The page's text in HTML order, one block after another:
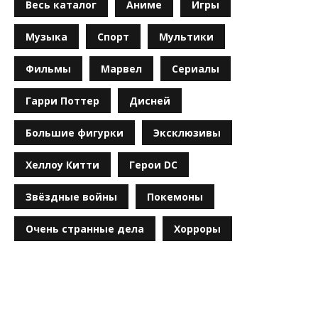
Весь каталог Аниме Игры
Музыка Спорт Мультики
Фильмы Марвел Сериалы
Гарри Поттер Дисней
Большие фигурки Эксклюзивы
Хеллоу Китти Герои DC
Звёздные войны Покемоны
Очень странные дела Хорроры